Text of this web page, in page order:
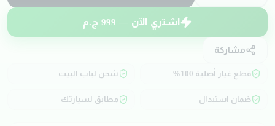
اشتري الآن — 999 ج.م
مشاركة
قطع غيار أصلية 100% شحن لباب البيت
ضمان استبدال مطابق لسيارتك